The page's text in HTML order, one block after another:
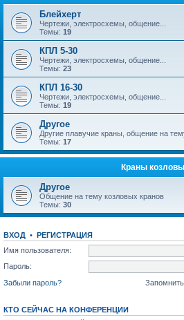
Блейхерт
Чертежи, электросхемы, общение...
Темы: 19
КПЛ 5-30
Чертежи, электросхемы, общение...
Темы: 23
КПЛ 16-30
Чертежи, электросхемы, общение...
Темы: 19
Другое
Другие плавучие краны, общение на
Темы: 17
Краны
Другое
Общение на тему козловых кранов
Темы: 30
ВХОД • РЕГИСТРАЦИЯ
Имя пользователя:
Пароль:
Забыли пароль?
КТО СЕЙЧАС НА КОНФЕРЕНЦИИ